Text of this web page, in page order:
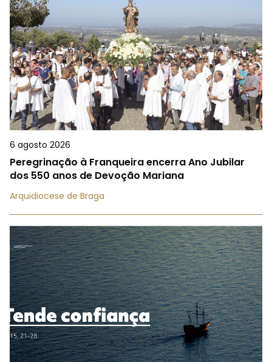
6 agosto 2026
Peregrinação à Franqueira encerra Ano Jubilar
dos 550 anos de Devoção Mariana
Arquidiocese de Braga